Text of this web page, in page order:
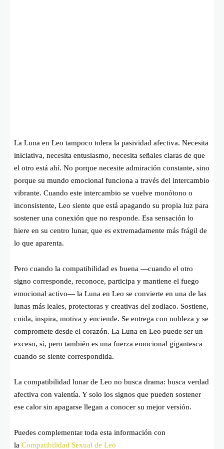
La Luna en Leo tampoco tolera la pasividad afectiva. Necesita
iniciativa, necesita entusiasmo, necesita señales claras de que
el otro está ahí. No porque necesite admiración constante, sino
porque su mundo emocional funciona a través del intercambio
vibrante. Cuando este intercambio se vuelve monótono o
inconsistente, Leo siente que está apagando su propia luz para
sostener una conexión que no responde. Esa sensación lo
hiere en su centro lunar, que es extremadamente más frágil de
lo que aparenta.
Pero cuando la compatibilidad es buena —cuando el otro
signo corresponde, reconoce, participa y mantiene el fuego
emocional activo— la Luna en Leo se convierte en una de las
lunas más leales, protectoras y creativas del zodiaco. Sostiene,
cuida, inspira, motiva y enciende. Se entrega con nobleza y se
compromete desde el corazón. La Luna en Leo puede ser un
exceso, sí, pero también es una fuerza emocional gigantesca
cuando se siente correspondida.
La compatibilidad lunar de Leo no busca drama: busca verdad
afectiva con valentía. Y solo los signos que pueden sostener
ese calor sin apagarse llegan a conocer su mejor versión.
Puedes complementar toda esta información con
la Compatibilidad Sexual de Leo